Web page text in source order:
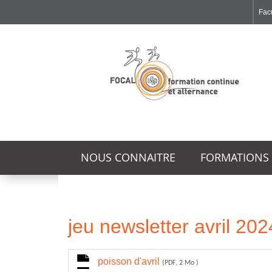
NOUS CONNAITRE FORMATIONS
jeu newsletter avril
poisson d'avril (PDF, 2 Mo )